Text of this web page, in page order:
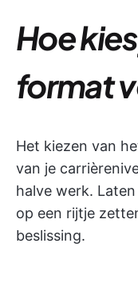
Hoe
format
Het kiezen van
van je
halve werk.
op een rijtje
beslissing.